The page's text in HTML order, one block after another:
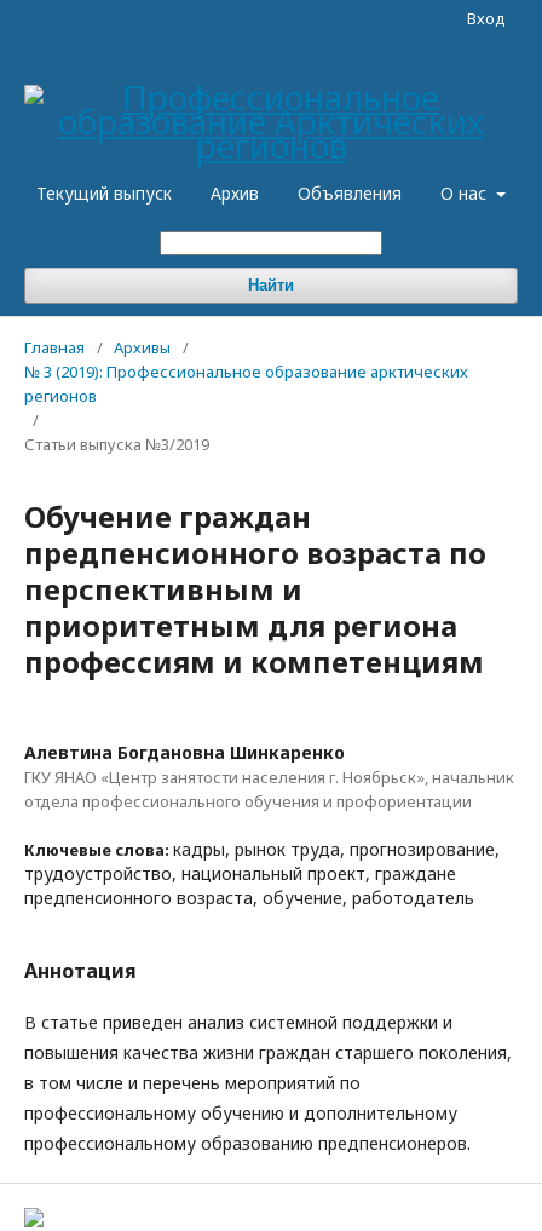
Текущий выпуск Архив Объявления О нас
Найти
Вход
Главная / Архивы
/
№ 3 (2019): Профессиональное образование арктических
регионов
/
Статьи выпуска №3/2019
Обучение граждан
предпенсионного возраста по
перспективным и
приоритетным для региона
профессиям и компетенциям
Алевтина Богдановна Шинкаренко
ГКУ ЯНАО «Центр занятости населения г. Ноябрьск», начальник
отдела профессионального обучения и профориентации
Ключевые слова: кадры, рынок труда, прогнозирование,
трудоустройство, национальный проект, граждане
предпенсионного возраста, обучение, работодатель
Аннотация
В статье приведен анализ системной поддержки и
повышения качества жизни граждан старшего поколения,
в том числе и перечень мероприятий по
профессиональному обучению и дополнительному
профессиональному образованию предпенсионеров.